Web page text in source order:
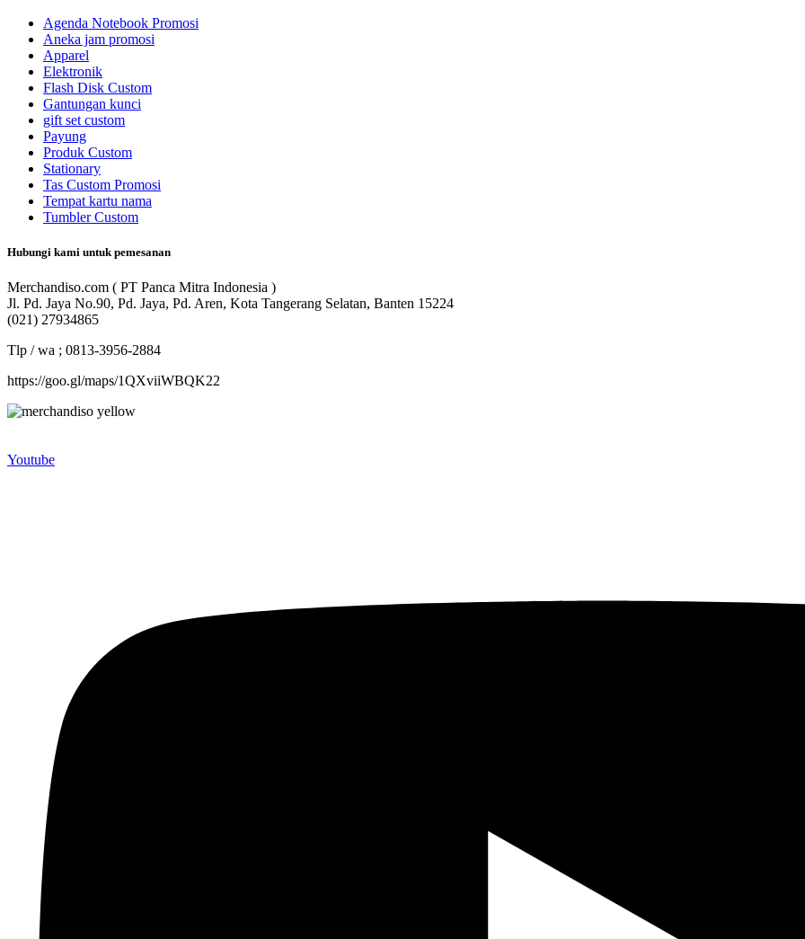
Agenda Notebook Promosi
Aneka jam promosi
Apparel
Elektronik
Flash Disk Custom
Gantungan kunci
gift set custom
Payung
Produk Custom
Stationary
Tas Custom Promosi
Tempat kartu nama
Tumbler Custom
Hubungi kami untuk pemesanan
Merchandiso.com ( PT Panca Mitra Indonesia )
Jl. Pd. Jaya No.90, Pd. Jaya, Pd. Aren, Kota Tangerang Selatan, Banten 15224
(021) 27934865
Tlp / wa ; 0813-3956-2884
https://goo.gl/maps/1QXviiWBQK22
Youtube